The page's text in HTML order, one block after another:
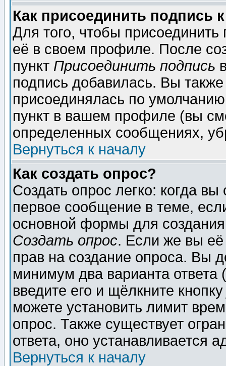
Как присоединить подпись
Для того, чтобы
её в своем профиле. После
пункт Присоединить подпись
подпись добавилась. Вы
присоединялась по
пункт в вашем профиле (вы
определенных сообщениях,
Вернуться к началу
Как создать опрос?
Создать опрос легко: когда
первое сообщение в теме,
основной формы для
Создать опрос. Если же вы её
прав на создание опроса. Вы
минимум два варианта ответа
введите его и щёлкните
можете установить лимит
опрос. Также существует
ответа, оно устанавливается
Вернуться к началу